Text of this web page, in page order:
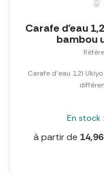
Carafe d'eau
bambou
Carafe d'eau 1,2l
En stock
à partir de